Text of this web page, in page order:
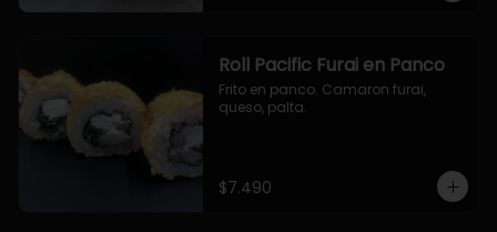
Roll Pacific Furai en Panco
Frito en panco. Camaron furai,
queso, palta.
$7.490